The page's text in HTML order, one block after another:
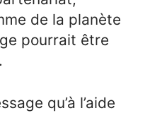
de la planète
pourrait être
.
qu’à l’aide